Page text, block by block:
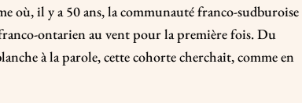
où, il y a 50 ans, la communauté franco-sudburoise
ontarien au vent pour la première fois. Du
à la parole, cette cohorte cherchait, comme en